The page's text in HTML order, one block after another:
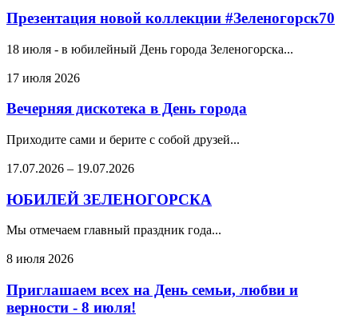
Презентация новой коллекции #Зеленогорск70
18 июля - в юбилейный День города Зеленогорска...
17 июля 2026
Вечерняя дискотека в День города
Приходите сами и берите с собой друзей...
17.07.2026 – 19.07.2026
ЮБИЛЕЙ ЗЕЛЕНОГОРСКА
Мы отмечаем главный праздник года...
8 июля 2026
Приглашаем всех на День семьи, любви и
верности - 8 июля!